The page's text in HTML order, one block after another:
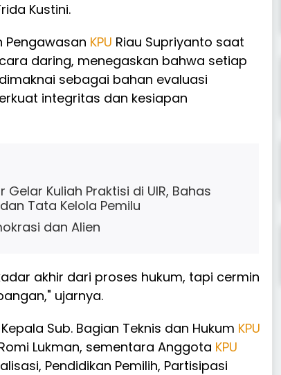
Kustini.
Pengawasan KPU Riau Supriyanto saat
daring, menegaskan bahwa setiap
sebagai bahan evaluasi
integritas dan kesiapan
Gelar Kuliah Praktisi di UIR, Bahas
Tata Kelola Pemilu
dan Alien
akhir dari proses hukum, tapi cermin
ujarnya.
Sub. Bagian Teknis dan Hukum KPU
Lukman, sementara Anggota KPU
Pendidikan Pemilih, Partisipasi